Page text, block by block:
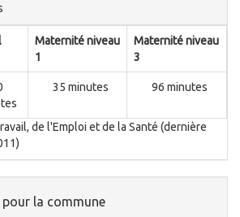
Maternité niveau
1
Maternité niveau
3
35 minutes 96 minutes
de l'Emploi et de la Santé (dernière
la commune